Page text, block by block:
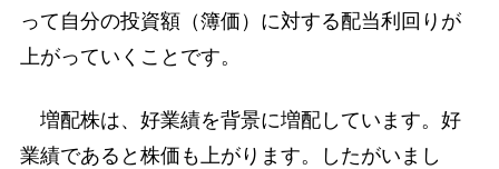
って自分の投資額（簿価）に対する配当利回りが
上がっていくことです。
増配株は、好業績を背景に増配しています。好
業績であると株価も上がります。したがいまし